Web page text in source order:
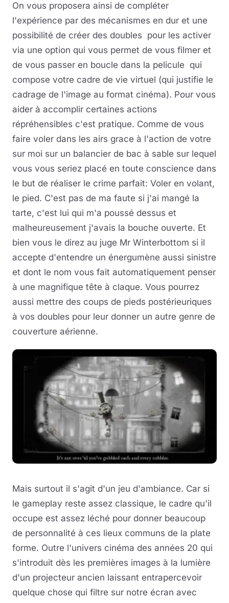
On vous proposera ainsi de compléter
l'expérience par des mécanismes en dur et une
possibilité de créer des doubles pour les activer
via une option qui vous permet de vous filmer et
de vous passer en boucle dans la pelicule qui
compose votre cadre de vie virtuel (qui justifie le
cadrage de l'image au format cinéma). Pour vous
aider à accomplir certaines actions
répréhensibles c'est pratique. Comme de vous
faire voler dans les airs grace à l'action de votre
sur moi sur un balancier de bac à sable sur lequel
vous vous seriez placé en toute conscience dans
le but de réaliser le crime parfait: Voler en volant,
le pied. C'est pas de ma faute si j'ai mangé la
tarte, c'est lui qui m'a poussé dessus et
malheureusement j'avais la bouche ouverte. Et
bien vous le direz au juge Mr Winterbottom si il
accepte d'entendre un énergumène aussi sinistre
et dont le nom vous fait automatiquement penser
à une magnifique tête à claque. Vous pourrez
aussi mettre des coups de pieds postérieuriques
à vos doubles pour leur donner un autre genre de
couverture aérienne.
Mais surtout il s'agit d'un jeu d'ambiance. Car si
le gameplay reste assez classique, le cadre qu'il
occupe est assez léché pour donner beaucoup
de personnalité à ces lieux communs de la plate
forme. Outre l'univers cinéma des années 20 qui
s'introduit dès les premières images à la lumière
d'un projecteur ancien laissant entrapercevoir
quelque chose qui filtre sur notre écran avec